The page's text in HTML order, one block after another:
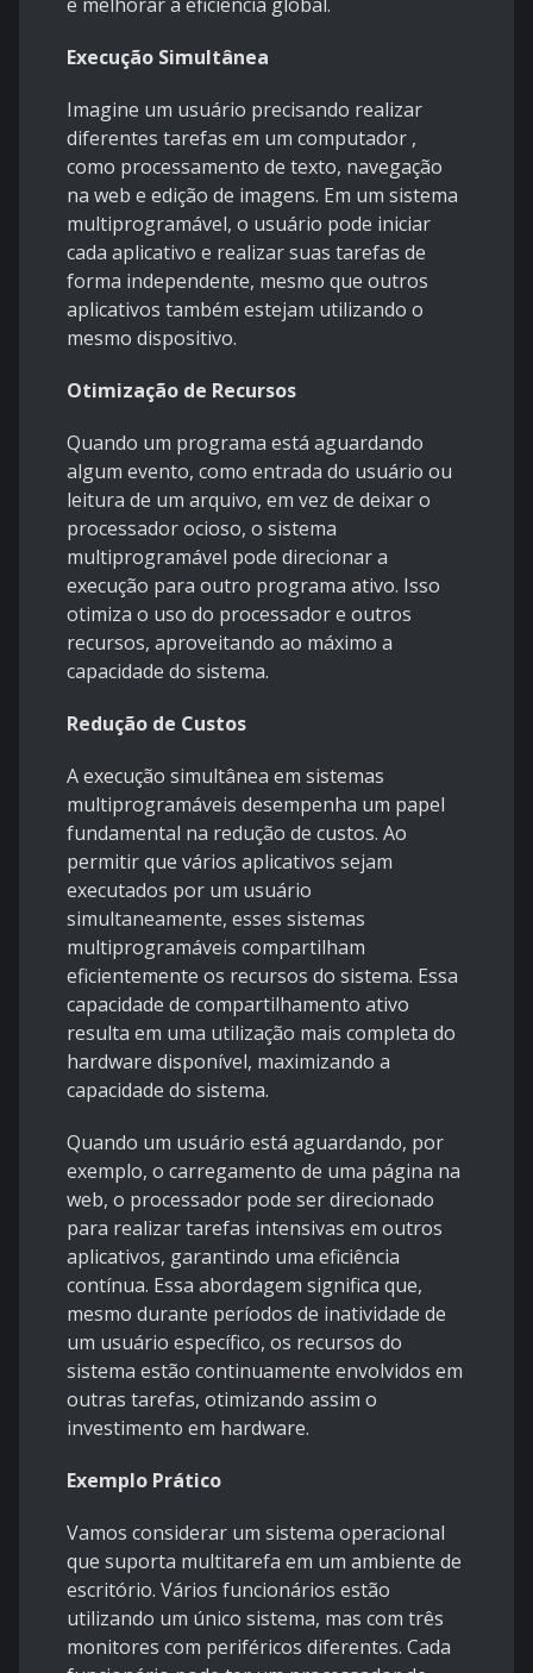
Execução Simultânea
Imagine um usuário precisando realizar
diferentes tarefas em um computador ,
como processamento de texto, navegação
na web e edição de imagens. Em um sistema
multiprogramável, o usuário pode iniciar
cada aplicativo e realizar suas tarefas de
forma independente, mesmo que outros
aplicativos também estejam utilizando o
mesmo dispositivo.
Otimização de Recursos
Quando um programa está aguardando
algum evento, como entrada do usuário ou
leitura de um arquivo, em vez de deixar o
processador ocioso, o sistema
multiprogramável pode direcionar a
execução para outro programa ativo. Isso
otimiza o uso do processador e outros
recursos, aproveitando ao máximo a
capacidade do sistema.
Redução de Custos
A execução simultânea em sistemas
multiprogramáveis desempenha um papel
fundamental na redução de custos. Ao
permitir que vários aplicativos sejam
executados por um usuário
simultaneamente, esses sistemas
multiprogramáveis compartilham
eficientemente os recursos do sistema. Essa
capacidade de compartilhamento ativo
resulta em uma utilização mais completa do
hardware disponível, maximizando a
capacidade do sistema.
Quando um usuário está aguardando, por
exemplo, o carregamento de uma página na
web, o processador pode ser direcionado
para realizar tarefas intensivas em outros
aplicativos, garantindo uma eficiência
contínua. Essa abordagem significa que,
mesmo durante períodos de inatividade de
um usuário específico, os recursos do
sistema estão continuamente envolvidos em
outras tarefas, otimizando assim o
investimento em hardware.
Exemplo Prático
Vamos considerar um sistema operacional
que suporta multitarefa em um ambiente de
escritório. Vários funcionários estão
utilizando um único sistema, mas com três
monitores com periféricos diferentes. Cada